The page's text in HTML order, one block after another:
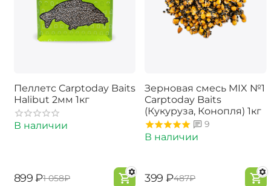
Пеллетс Carptoday Baits
Halibut 2мм 1кг
В наличии
‍899‍ ₽‍1 058‍₽
Зерновая смесь MIX №1
Carptoday Baits
(Кукуруза, Конопля) 1кг
9
В наличии
‍399‍ ₽‍487‍₽